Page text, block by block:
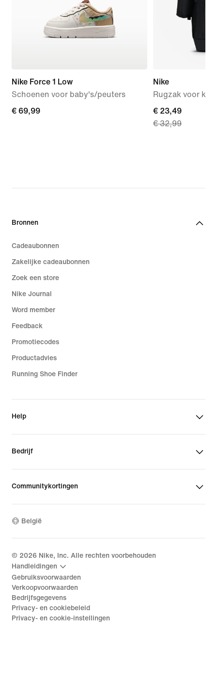
Nike Force 1 Low
Schoenen voor baby's/peuters
€ 69,99
€ 69,99
Nike
Rugzak voor
current
price
€ 23,49
€ 32,99
Bronnen
Cadeaubonnen
Zakelijke cadeaubonnen
Zoek een store
Nike Journal
Word member
Feedback
Promotiecodes
Productadvies
Running Shoe Finder
Help
Bedrijf
Communitykortingen
België
© 2026 Nike, Inc. Alle rechten voorbehouden
Handleidingen
Gebruiksvoorwaarden
Verkoopvoorwaarden
Bedrijfsgegevens
Privacy- en cookiebeleid
Privacy- en cookie-instellingen